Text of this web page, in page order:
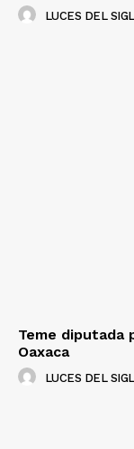
LUCES DEL
Teme diputada
Oaxaca
LUCES DEL